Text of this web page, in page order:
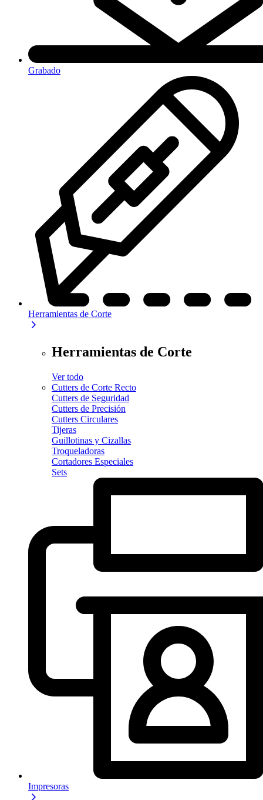
Grabado
Herramientas de Corte
Herramientas de Corte
Ver todo
Cutters de Corte Recto
Cutters de Seguridad
Cutters de Precisión
Cutters Circulares
Tijeras
Guillotinas y Cizallas
Troqueladoras
Cortadores Especiales
Sets
Impresoras